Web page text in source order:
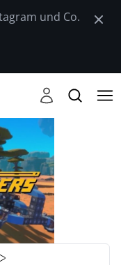
und Co.